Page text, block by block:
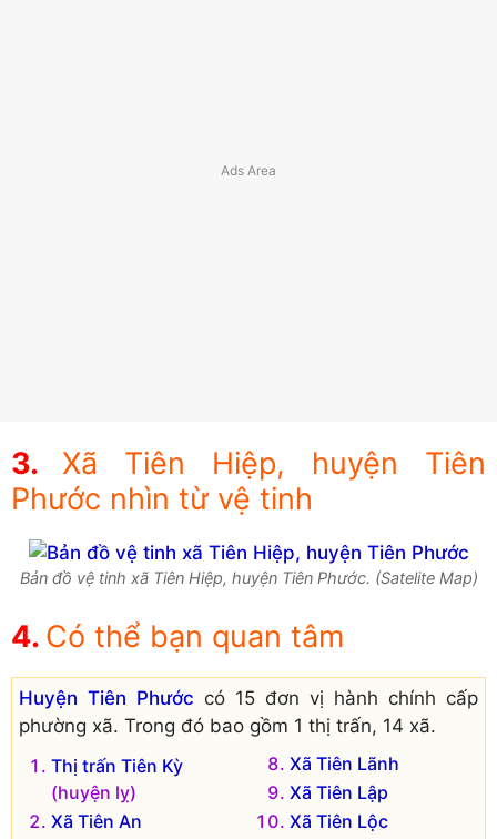
Xã Tiên Hiệp, huyện Tiên
Phước nhìn từ vệ tinh
Bản đồ vệ tinh xã Tiên Hiệp, huyện Tiên Phước. (Satelite Map)
Có thể bạn quan tâm
Huyện Tiên Phước có 15 đơn vị hành chính cấp
phường xã. Trong đó bao gồm 1 thị trấn, 14 xã.
Thị trấn Tiên Kỳ
(huyện lỵ)
Xã Tiên An
Xã Tiên Lãnh
Xã Tiên Lập
Xã Tiên Lộc